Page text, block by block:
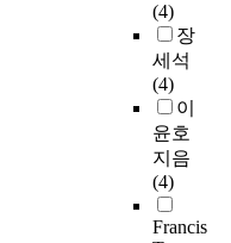
(4)
장
세석
(4)
이
윤호
지음
(4)
Francis